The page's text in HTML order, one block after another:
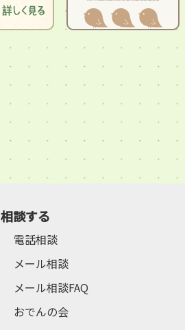
相談する
電話相談
メール相談
メール相談FAQ
おでんの会